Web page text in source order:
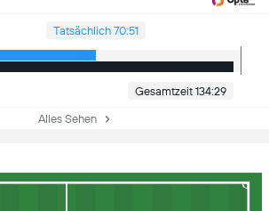
Tatsächlich 70:51
Gesamtzeit 134:29
Alles Sehen